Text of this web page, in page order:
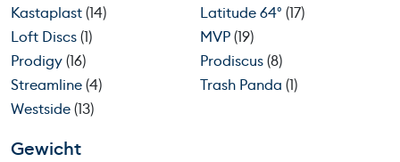
Kastaplast(14) Latitude 64° (17)
Loft Discs(1) MVP(19)
Prodigy(16) Prodiscus(8)
Streamline(4) Trash Panda (1)
Westside(13)
Gewicht